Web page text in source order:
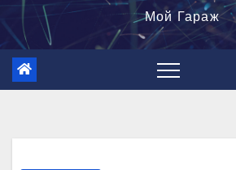
Мой Гараж